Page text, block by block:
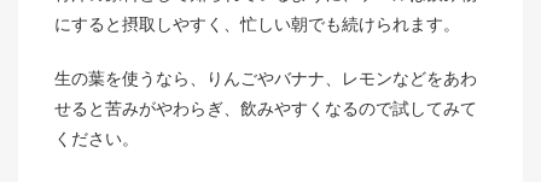
にすると摂取しやすく、忙しい朝でも続けられます。
生の葉を使うなら、りんごやバナナ、レモンなどをあわ
せると苦みがやわらぎ、飲みやすくなるので試してみて
ください。